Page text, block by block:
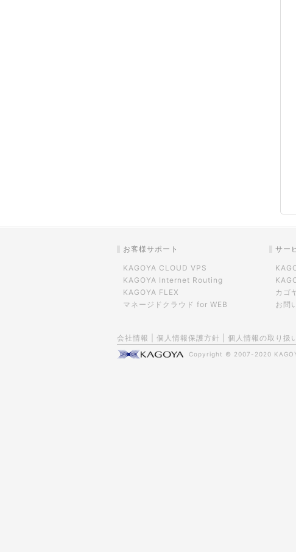
お客様サポート
KAGOYA CLOUD VPS
KAGOYA Internet Routing
KAGOYA FLEX
マネージドクラウド for WEB
サー
カゴ
お問
会社情報 個人情報保護方針 個人情報の取り扱
Copyright © 2007-2020